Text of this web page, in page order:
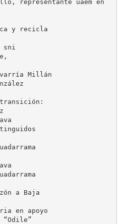
representante uaem en
y recicla
sni
Millán
a Baja
en apoyo
“Odile”